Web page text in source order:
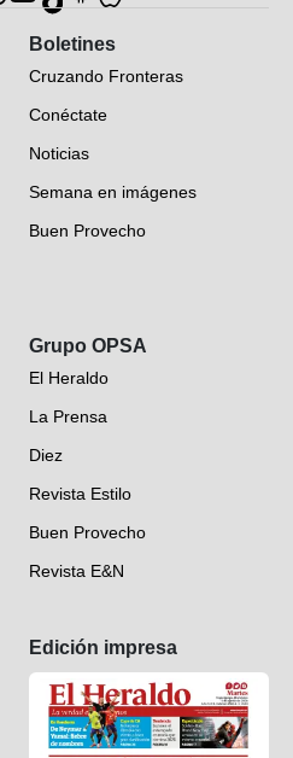
Boletines
Cruzando Fronteras
Conéctate
Noticias
Semana en imágenes
Buen Provecho
Grupo OPSA
El Heraldo
La Prensa
Diez
Revista Estilo
Buen Provecho
Revista E&N
Edición impresa